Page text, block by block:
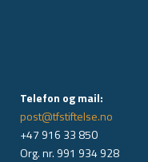
Telefon og mail:
post@tfstiftelse.no
+47 916 33 850
Org. nr. 991 934 928